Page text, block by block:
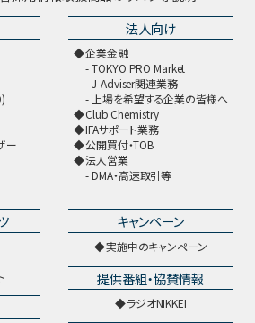
ー
法人向け
企業金融
TOKYO PRO Market
J-Adviser関連業務
上場を希望する企業の皆様へ
Club Chemistry
IFAサポート業務
公開買付・TOB
法人営業
DMA・高速取引等
キャンペーン
実施中のキャンペーン
提供番組・協賛情報
ラジオNIKKEI